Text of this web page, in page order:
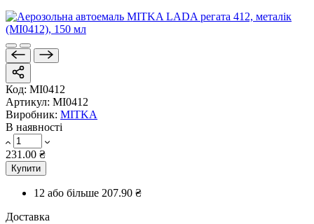
Код: MI0412
Артикул: MI0412
Виробник: MITKA
В наявності
231.00 ₴
Купити
12 або більше 207.90 ₴
Доставка